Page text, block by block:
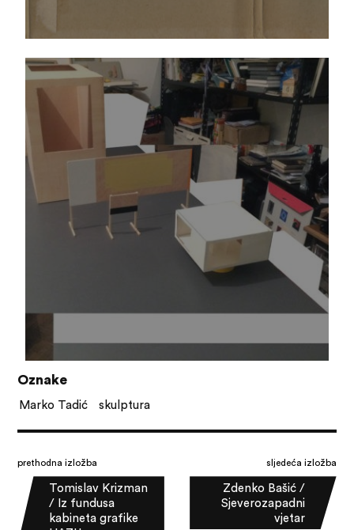
Oznake
Marko Tadić skulptura
prethodna izložba sljedeća izložba
Tomislav Krizman
/ Iz fundusa
kabineta grafike
Zdenko Bašić /
Sjeverozapadni
vjetar